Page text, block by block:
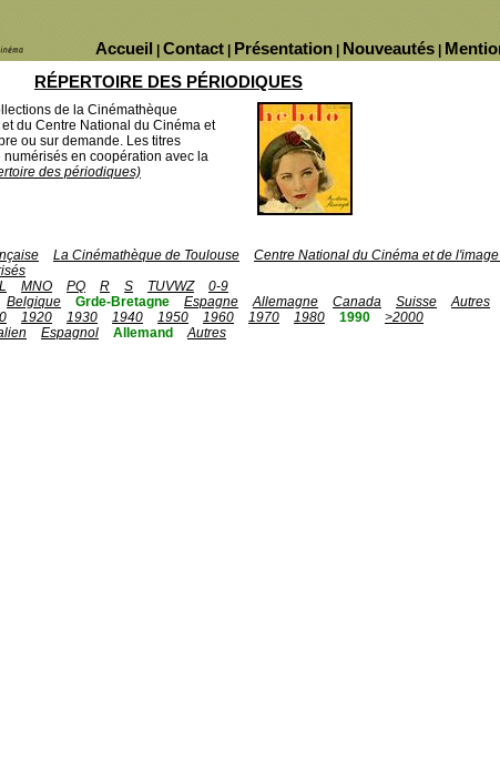
Nouveautés
Présentation
Contact
Accueil
RÉPERTOIRE DES PÉRIODIQUES
de la Cinémathèque
du Centre National du Cinéma et
ou sur demande. Les titres
en coopération avec la
des périodiques)
La Cinémathèque de Toulouse
Centre National du Cinéma et de
MNO PQ R S TUVWZ
0-9
Belgique Grde-Bretagne Espagne Allemagne Canada Suisse
Autres
1920 1930 1940 1950 1960 1970 1980 1990
>2000
Espagnol Allemand
Autres